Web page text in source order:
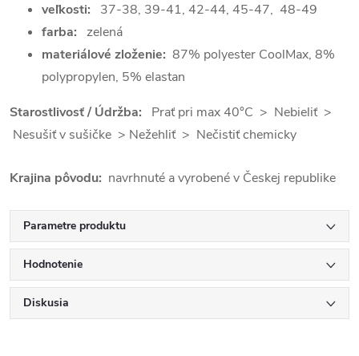
veľkosti: 37-38, 39-41, 42-44, 45-47, 48-49
farba: zelená
materiálové zloženie: 87% polyester CoolMax, 8%
polypropylen, 5% elastan
Starostlivosť / Údržba: Prať pri max 40°C > Nebieliť >
Nesušiť v sušičke > Nežehliť > Nečistiť chemicky
Krajina pôvodu: navrhnuté a vyrobené v Českej republike
Parametre produktu
Hodnotenie
Diskusia